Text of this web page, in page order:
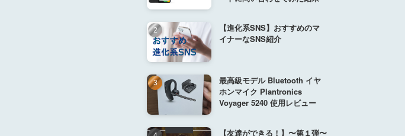
【進化系SNS】おすすめのマ
イナーなSNS紹介
最高級モデル Bluetooth イヤ
ホンマイク Plantronics
Voyager 5240 使用レビュー
【友達ができる！】〜第１弾〜